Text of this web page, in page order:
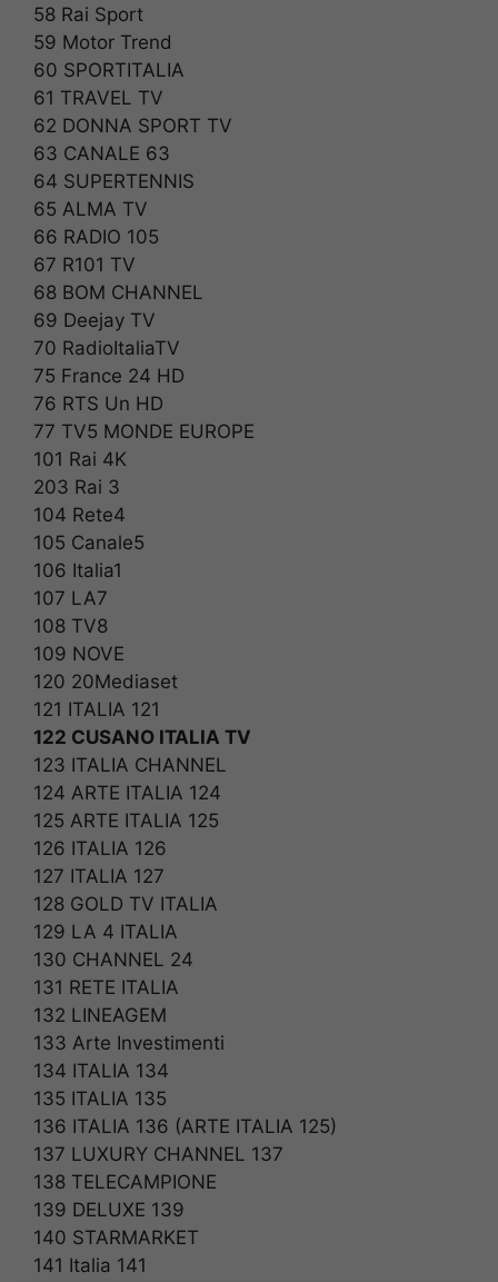
58 Rai Sport
59 Motor Trend
60 SPORTITALIA
61 TRAVEL TV
62 DONNA SPORT TV
63 CANALE 63
64 SUPERTENNIS
65 ALMA TV
66 RADIO 105
67 R101 TV
68 BOM CHANNEL
69 Deejay TV
70 RadioItaliaTV
75 France 24 HD
76 RTS Un HD
77 TV5 MONDE EUROPE
101 Rai 4K
203 Rai 3
104 Rete4
105 Canale5
106 Italia1
107 LA7
108 TV8
109 NOVE
120 20Mediaset
121 ITALIA 121
122 CUSANO ITALIA TV
123 ITALIA CHANNEL
124 ARTE ITALIA 124
125 ARTE ITALIA 125
126 ITALIA 126
127 ITALIA 127
128 GOLD TV ITALIA
129 LA 4 ITALIA
130 CHANNEL 24
131 RETE ITALIA
132 LINEAGEM
133 Arte Investimenti
134 ITALIA 134
135 ITALIA 135
136 ITALIA 136 (ARTE ITALIA 125)
137 LUXURY CHANNEL 137
138 TELECAMPIONE
139 DELUXE 139
140 STARMARKET
141 Italia 141